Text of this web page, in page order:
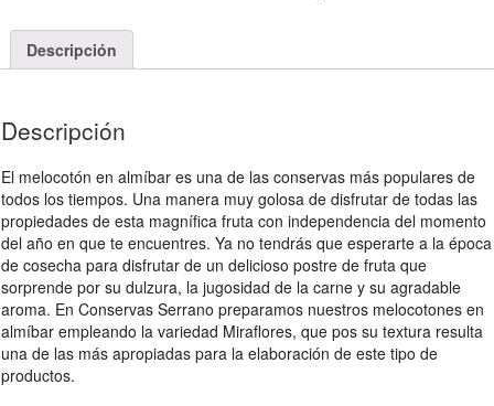
Descripción
Descripción
El melocotón en almíbar es una de las conservas más populares de
todos los tiempos. Una manera muy golosa de disfrutar de todas las
propiedades de esta magnífica fruta con independencia del momento
del año en que te encuentres. Ya no tendrás que esperarte a la época
de cosecha para disfrutar de un delicioso postre de fruta que
sorprende por su dulzura, la jugosidad de la carne y su agradable
aroma. En Conservas Serrano preparamos nuestros melocotones en
almíbar empleando la variedad Miraflores, que pos su textura resulta
una de las más apropiadas para la elaboración de este tipo de
productos.